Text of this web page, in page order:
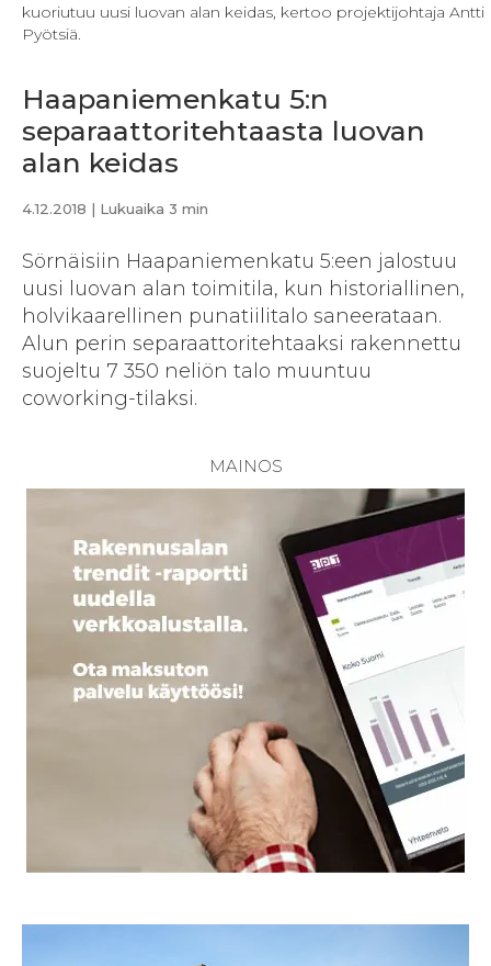
kuoriutuu uusi luovan alan keidas, kertoo projektijohtaja Antti
Pyötsiä.
Haapaniemenkatu 5:n
separaattoritehtaasta luovan
alan keidas
4.12.2018 | Lukuaika 3 min
Sörnäisiin Haapaniemenkatu 5:een jalostuu
uusi luovan alan toimitila, kun historiallinen,
holvikaarellinen punatiilitalo saneerataan.
Alun perin separaattoritehtaaksi rakennettu
suojeltu 7 350 neliön talo muuntuu
coworking-tilaksi.